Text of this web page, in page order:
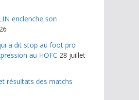
enclenche son
a dit stop au foot pro
au HOFC 28 juillet
résultats des matchs